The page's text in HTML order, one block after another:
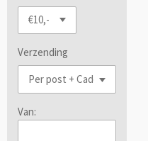
Verzending
Van: